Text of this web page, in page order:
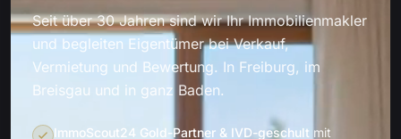
Seit über 30 Jahren sind wir Ihr Immobilienmakler
und begleiten Eigentümer bei Verkauf,
Vermietung und Bewertung. In Freiburg, im
Breisgau und in ganz Baden.
ImmoScout24 Gold-Partner & IVD-geschult mit